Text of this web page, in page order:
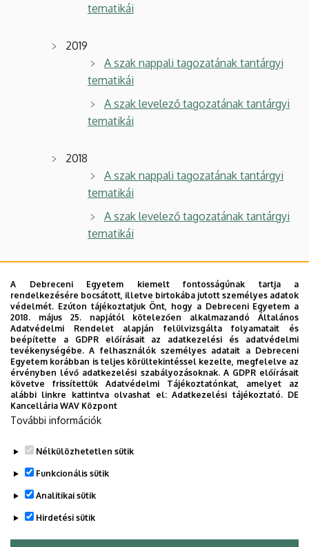
tematikái
2019
A szak nappali tagozatának tantárgyi
tematikái
A szak levelező tagozatának tantárgyi
tematikái
2018
A szak nappali tagozatának tantárgyi
tematikái
A szak levelező tagozatának tantárgyi
tematikái
A szak nappali tagozatának tantárgyi
tematikái
A szak levelező tagozatának tantárgyi
tematikái
Hasznos linkek a szakkal kapcsolatban
Könyvtár
Legutóbbi frissítés: 2026. 02. 03. 09:19
A Debreceni Egyetem kiemelt fontosságúnak tartja a
rendelkezésére bocsátott, illetve birtokába jutott személyes adatok
védelmét. Ezúton tájékoztatjuk Önt, hogy a Debreceni Egyetem a
2018. május 25. napjától kötelezően alkalmazandó Általános
Adatvédelmi Rendelet alapján felülvizsgálta folyamatait és
beépítette a GDPR előírásait az adatkezelési és adatvédelmi
tevékenységébe. A felhasználók személyes adatait a Debreceni
Egyetem korábban is teljes körültekintéssel kezelte, megfelelve az
érvényben lévő adatkezelési szabályozásoknak. A GDPR előírásait
követve frissítettük Adatvédelmi Tájékoztatónkat, amelyet az
alábbi linkre kattintva olvashat el:Adatkezelési tájékoztató. DE
Kancellária WAV Központ
További információk
Nélkülözhetetlen sütik
Funkcionális sütik
Analitikai sütik
Hirdetési sütik